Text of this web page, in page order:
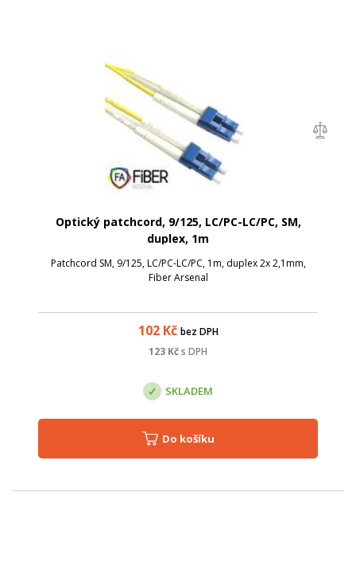
Optický patchcord, 9/125, LC/PC-LC/PC, SM,
duplex, 1m
Patchcord SM, 9/125, LC/PC-LC/PC, 1m, duplex 2x 2,1mm,
Fiber Arsenal
102Kč bez DPH
123 Kčs DPH
SKLADEM
Do košíku